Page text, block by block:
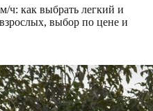
ч: как выбрать легкий и
выбор по цене и